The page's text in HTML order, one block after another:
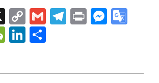
X Copy
Link
GmailTelegram
Print
WeChat
LinkedIn